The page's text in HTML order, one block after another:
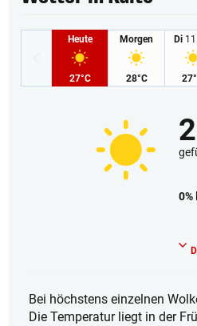
Heute
27°C
Morgen
28°C
Di
0%
Bei höchstens einzelnen
Die Temperatur liegt in der